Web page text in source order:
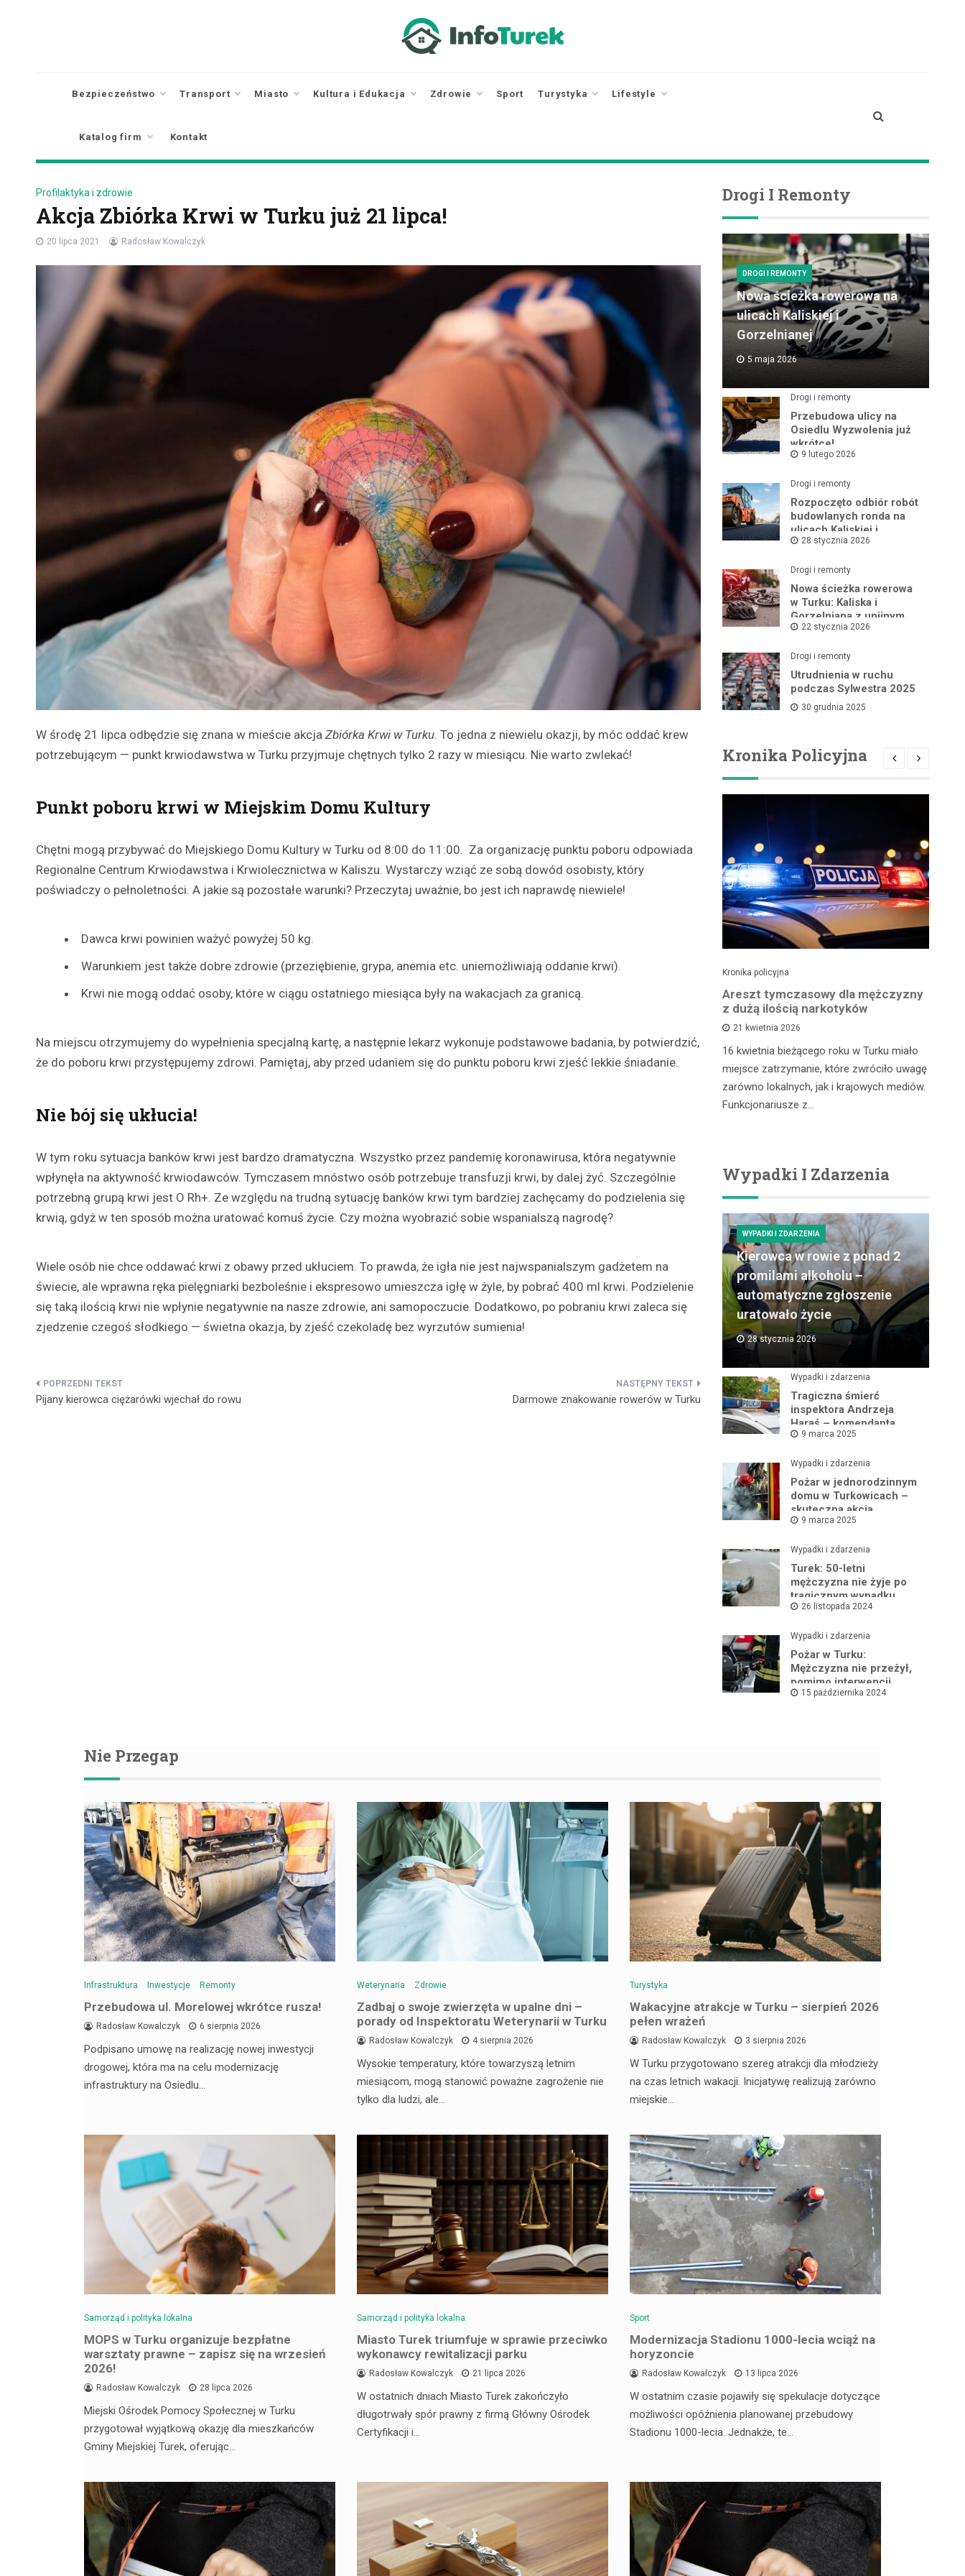
Bezpieczeństwo Transport Miasto Kultura i Edukacja Zdrowie Sport Turystyka Lifestyle
Katalog firm Kontakt
Profilaktyka i zdrowie
Akcja Zbiórka Krwi w Turku już 21 lipca!
20 lipca 2021 Radosław Kowalczyk
W środę 21 lipca odbędzie się znana w mieście akcja Zbiórka Krwi w Turku. To jedna z niewielu okazji, by móc oddać krew
potrzebującym — punkt krwiodawstwa w Turku przyjmuje chętnych tylko 2 razy w miesiącu. Nie warto zwlekać!
Punkt poboru krwi w Miejskim Domu Kultury
Chętni mogą przybywać do Miejskiego Domu Kultury w Turku od 8:00 do 11:00. Za organizację punktu poboru odpowiada
Regionalne Centrum Krwiodawstwa i Krwiolecznictwa w Kaliszu. Wystarczy wziąć ze sobą dowód osobisty, który
poświadczy o pełnoletności. A jakie są pozostałe warunki? Przeczytaj uważnie, bo jest ich naprawdę niewiele!
Dawca krwi powinien ważyć powyżej 50 kg.
Warunkiem jest także dobre zdrowie (przeziębienie, grypa, anemia etc. uniemożliwiają oddanie krwi).
Krwi nie mogą oddać osoby, które w ciągu ostatniego miesiąca były na wakacjach za granicą.
Na miejscu otrzymujemy do wypełnienia specjalną kartę, a następnie lekarz wykonuje podstawowe badania, by potwierdzić,
że do poboru krwi przystępujemy zdrowi. Pamiętaj, aby przed udaniem się do punktu poboru krwi zjeść lekkie śniadanie.
Nie bój się ukłucia!
W tym roku sytuacja banków krwi jest bardzo dramatyczna. Wszystko przez pandemię koronawirusa, która negatywnie
wpłynęła na aktywność krwiodawców. Tymczasem mnóstwo osób potrzebuje transfuzji krwi, by dalej żyć. Szczególnie
potrzebną grupą krwi jest O Rh+. Ze względu na trudną sytuację banków krwi tym bardziej zachęcamy do podzielenia się
krwią, gdyż w ten sposób można uratować komuś życie. Czy można wyobrazić sobie wspanialszą nagrodę?
Wiele osób nie chce oddawać krwi z obawy przed ukłuciem. To prawda, że igła nie jest najwspanialszym gadżetem na
świecie, ale wprawna ręka pielęgniarki bezboleśnie i ekspresowo umieszcza igłę w żyle, by pobrać 400 ml krwi. Podzielenie
się taką ilością krwi nie wpłynie negatywnie na nasze zdrowie, ani samopoczucie. Dodatkowo, po pobraniu krwi zaleca się
zjedzenie czegoś słodkiego — świetna okazja, by zjeść czekoladę bez wyrzutów sumienia!
Nawigacja
Pijany kierowca ciężarówki wjechał do rowu Darmowe znakowanie rowerów w Turku
Drogi I Remonty
DROGI I REMONTY
Nowa ścieżka rowerowa na
ulicach Kaliskiej i
Gorzelnianej
5 maja 2026
Drogi i remonty
Przebudowa ulicy na
Osiedlu Wyzwolenia już
wkrótce!
9 lutego 2026
Drogi i remonty
Rozpoczęto odbiór robót
budowlanych ronda na
ulicach Kaliskiej i
Młodych
28 stycznia 2026
Drogi i remonty
Nowa ścieżka rowerowa
w Turku: Kaliska i
Gorzelniana z unijnym
wsparciem
22 stycznia 2026
Drogi i remonty
Utrudnienia w ruchu
podczas Sylwestra 2025
30 grudnia 2025
Kronika Policyjna
Kronika policyjna
Gigantyczna ilość nielegalnego
30 marca 2026
Podczas rutynowej kontroli pojazdu,
Kronika policyjna
Areszt tymczasowy dla mężczyzny
z dużą ilością narkotyków
21 kwietnia 2026
16 kwietnia bieżącego roku w Turku miało
miejsce zatrzymanie, które zwróciło uwagę
zarówno lokalnych, jak i krajowych mediów.
Funkcjonariusze z…
Wypadki I Zdarzenia
WYPADKI I ZDARZENIA
Kierowca w rowie z ponad 2
promilami alkoholu –
automatyczne zgłoszenie
uratowało życie
28 stycznia 2026
Wypadki i zdarzenia
Tragiczna śmierć
inspektora Andrzeja
Haraś – komendanta
policji w Turku po kolizji z
9 marca 2025
Wypadki i zdarzenia
Pożar w jednorodzinnym
domu w Turkowicach –
skuteczna akcja
strażaków uniemożliwiła
rozprzestrzenianie się
ognia
9 marca 2025
Wypadki i zdarzenia
Turek: 50-letni
mężczyzna nie żyje po
tragicznym wypadku
samochodowym
26 listopada 2024
Wypadki i zdarzenia
Pożar w Turku:
Mężczyzna nie przeżył,
pomimo interwencji
straży pożarnej
15 października 2024
Nie Przegap
Infrastruktura Inwestycje Remonty
Przebudowa ul. Morelowej wkrótce rusza!
Radosław Kowalczyk 6 sierpnia 2026
Podpisano umowę na realizację nowej inwestycji
drogowej, która ma na celu modernizację
infrastruktury na Osiedlu…
Weterynaria Zdrowie
Zadbaj o swoje zwierzęta w upalne dni –
porady od Inspektoratu Weterynarii w Turku
Radosław Kowalczyk 4 sierpnia 2026
Wysokie temperatury, które towarzyszą letnim
miesiącom, mogą stanowić poważne zagrożenie nie
tylko dla ludzi, ale…
Turystyka
Wakacyjne atrakcje w Turku – sierpień 2026
pełen wrażeń
Radosław Kowalczyk 3 sierpnia 2026
W Turku przygotowano szereg atrakcji dla młodzieży
na czas letnich wakacji. Inicjatywę realizują zarówno
miejskie…
Samorząd i polityka lokalna
MOPS w Turku organizuje bezpłatne
warsztaty prawne – zapisz się na wrzesień
2026!
Radosław Kowalczyk 28 lipca 2026
Miejski Ośrodek Pomocy Społecznej w Turku
przygotował wyjątkową okazję dla mieszkańców
Gminy Miejskiej Turek, oferując…
Samorząd i polityka lokalna
Miasto Turek triumfuje w sprawie przeciwko
wykonawcy rewitalizacji parku
Radosław Kowalczyk 21 lipca 2026
W ostatnich dniach Miasto Turek zakończyło
długotrwały spór prawny z firmą Główny Ośrodek
Certyfikacji i…
Sport
Modernizacja Stadionu 1000-lecia wciąż na
horyzoncie
Radosław Kowalczyk 13 lipca 2026
W ostatnim czasie pojawiły się spekulacje dotyczące
możliwości opóźnienia planowanej przebudowy
Stadionu 1000-lecia. Jednakże, te…